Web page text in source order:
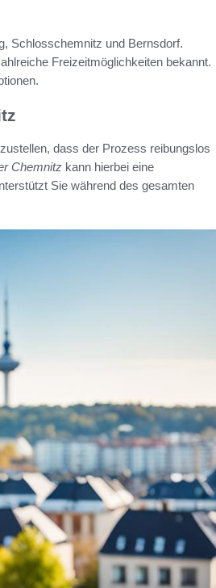
Schlosschemnitz und Bernsdorf.
Freizeitmöglichkeiten bekannt.
dass der Prozess reibungslos
Chemnitz kann hierbei eine
Sie während des gesamten